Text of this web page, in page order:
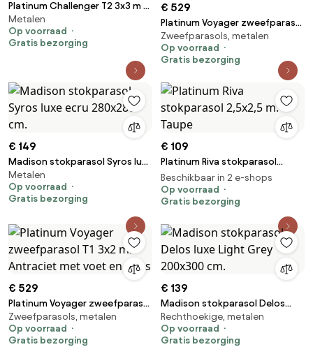
Platinum Challenger T2 3x3 m -
Antraciet met voet en hoes
Metalen
Op voorraad
Gratis bezorging
€ 529
Platinum Voyager zweefparasol
T1 2.5x2.5 m. - Antraciet met
voet en hoes
Zweefparasols, metalen
Op voorraad
Gratis bezorging
€ 149
Madison stokparasol Syros luxe
ecru 280x280 cm.
Metalen
Op voorraad
Gratis bezorging
€ 109
Platinum Riva stokparasol
2,5x2,5 m. - Taupe
Beschikbaar in 2 e-shops
Op voorraad
Gratis bezorging
€ 529
Platinum Voyager zweefparasol
T1 3x2 m. - Antraciet met voet
en hoes
Zweefparasols, metalen
Op voorraad
Gratis bezorging
€ 139
Madison stokparasol Delos
luxe Light Grey 200x300 cm.
Rechthoekige, metalen
Op voorraad
Gratis bezorging